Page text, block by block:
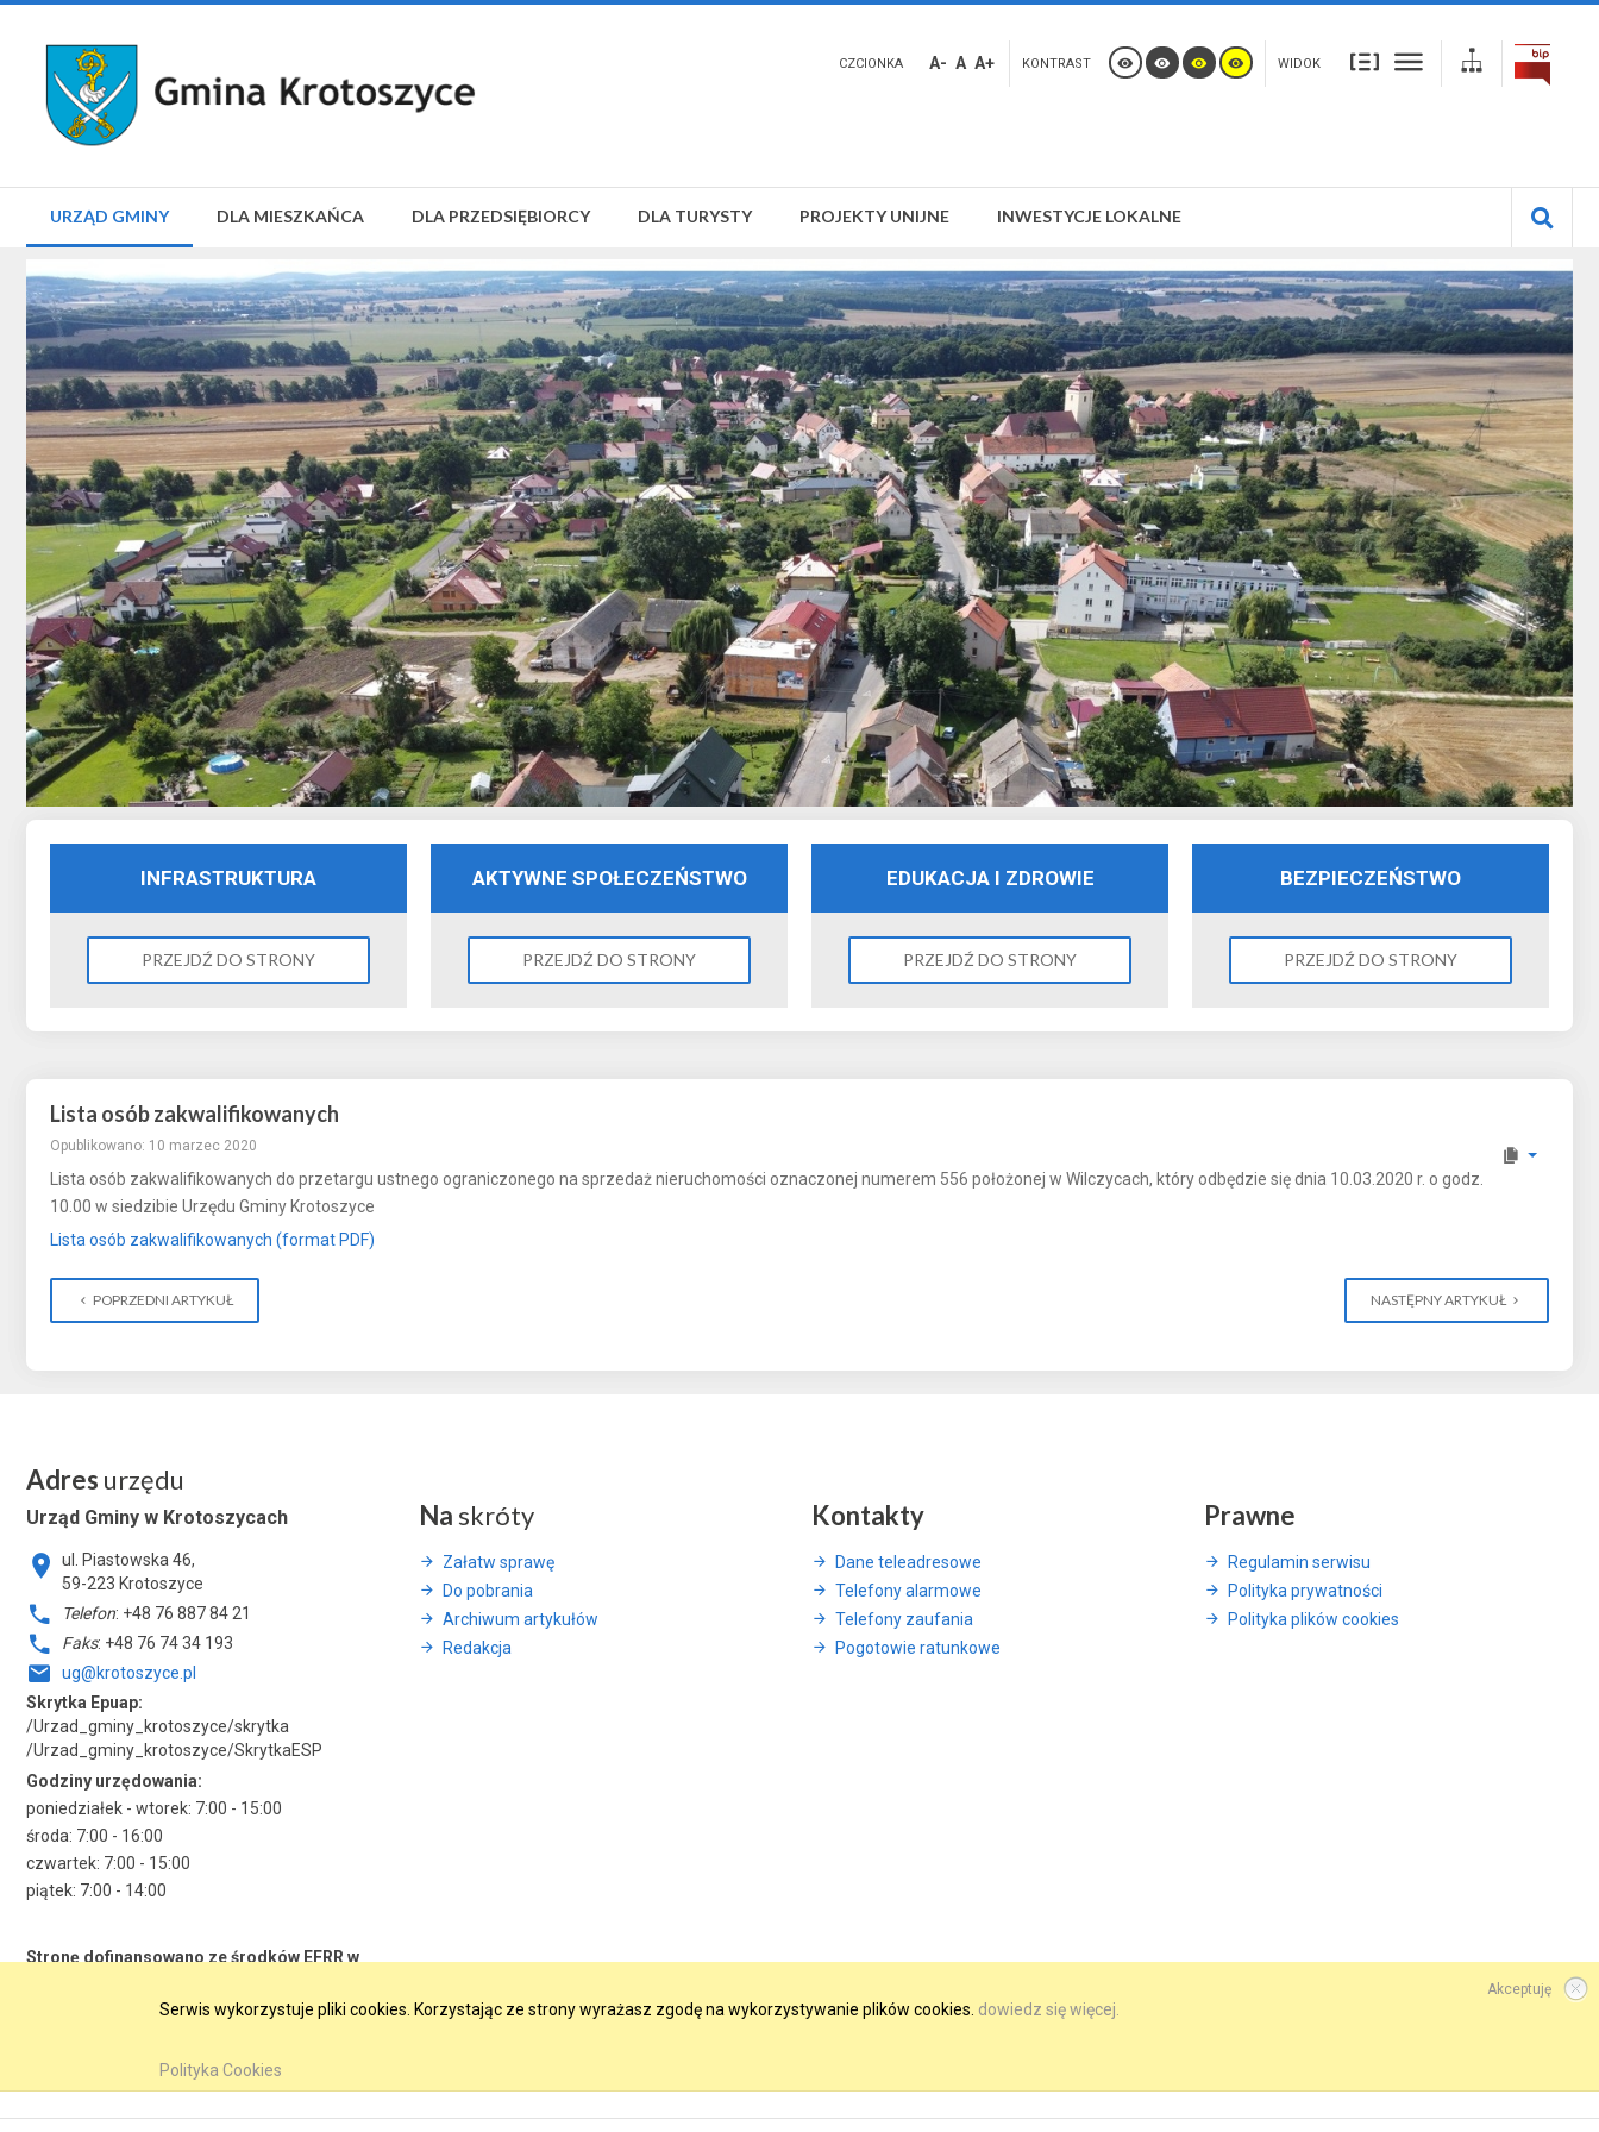
CZCIONKA A- A A+ KONTRAST WIDOK
URZĄD GMINY DLA MIESZKAŃCA DLA PRZEDSIĘBIORCY DLA TURYSTY PROJEKTY UNIJNE INWESTYCJE LOKALNE
INFRASTRUKTURA
PRZEJDŹ DO STRONY
AKTYWNE SPOŁECZEŃSTWO
PRZEJDŹ DO STRONY
EDUKACJA I ZDROWIE
PRZEJDŹ DO STRONY
BEZPIECZEŃSTWO
PRZEJDŹ DO STRONY
Lista osób zakwalifikowanych
Opublikowano: 10 marzec 2020
Lista osób zakwalifikowanych do przetargu ustnego ograniczonego na sprzedaż nieruchomości oznaczonej numerem 556 położonej w Wilczycach, który odbędzie się dnia 10.03.2020 r. o godz.
10.00 w siedzibie Urzędu Gminy Krotoszyce
Lista osób zakwalifikowanych (format PDF)
POPRZEDNI ARTYKUŁ NASTĘPNY ARTYKUŁ
Adres urzędu
Urząd Gminy w Krotoszycach
ul. Piastowska 46,
59-223 Krotoszyce
Telefon: +48 76 887 84 21
Faks: +48 76 74 34 193
ug@krotoszyce.pl
Skrytka Epuap:
/Urzad_gminy_krotoszyce/skrytka
/Urzad_gminy_krotoszyce/SkrytkaESP
Godziny urzędowania:
poniedziałek - wtorek: 7:00 - 15:00
środa: 7:00 - 16:00
czwartek: 7:00 - 15:00
piątek: 7:00 - 14:00
Stronę dofinansowano ze środków EFRR w
Na skróty
Załatw sprawę
Do pobrania
Archiwum artykułów
Redakcja
Kontakty
Dane teleadresowe
Telefony alarmowe
Telefony zaufania
Pogotowie ratunkowe
Prawne
Regulamin serwisu
Polityka prywatności
Polityka plików cookies
Akceptuję
Serwis wykorzystuje pliki cookies. Korzystając ze strony wyrażasz zgodę na wykorzystywanie plików cookies. dowiedz się więcej.
Polityka Cookies